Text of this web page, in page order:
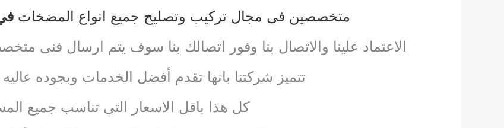
متخصصين فى مجال تركيب وتصليح جميع انواع المضخات
الاعتماد علينا والاتصال بنا وفور اتصالك بنا سوف يتم ارسال
تتميز شركتنا بانها تقدم أفضل الخدمات وبجوده
كل هذا باقل الاسعار التى تناسب جميع